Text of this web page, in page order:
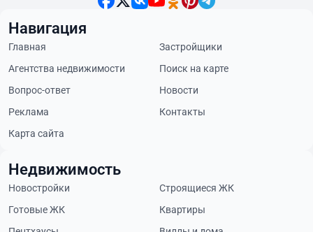
Навигация
Главная
Застройщики
Агентства недвижимости
Поиск на карте
Вопрос-ответ
Новости
Реклама
Контакты
Карта сайта
Недвижимость
Новостройки
Строящиеся ЖК
Готовые ЖК
Квартиры